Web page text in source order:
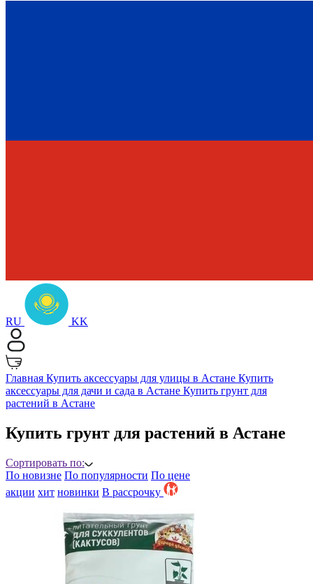
RU KK
Главная Купить аксессуары для улицы в Астане Купить
аксессуары для дачи и сада в Астане Купить грунт для
растений в Астане
Купить грунт для растений в Астане
Сортировать по:
По новизне По популярности По цене
акции хит новинки B рассрочку